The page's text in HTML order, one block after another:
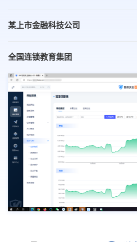
某上市金融科技公司
全国连锁教育集团